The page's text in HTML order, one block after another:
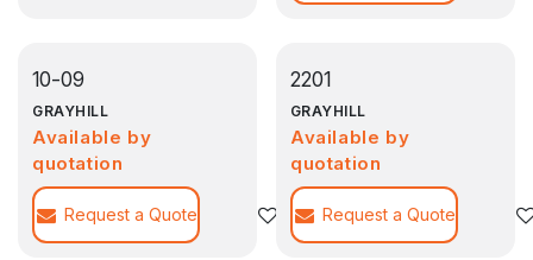
10-09
GRAYHILL
Available by
quotation
Request a Quote Agregar a la lista de deseos
2201
GRAYHILL
Available by
quotation
Request a Quote